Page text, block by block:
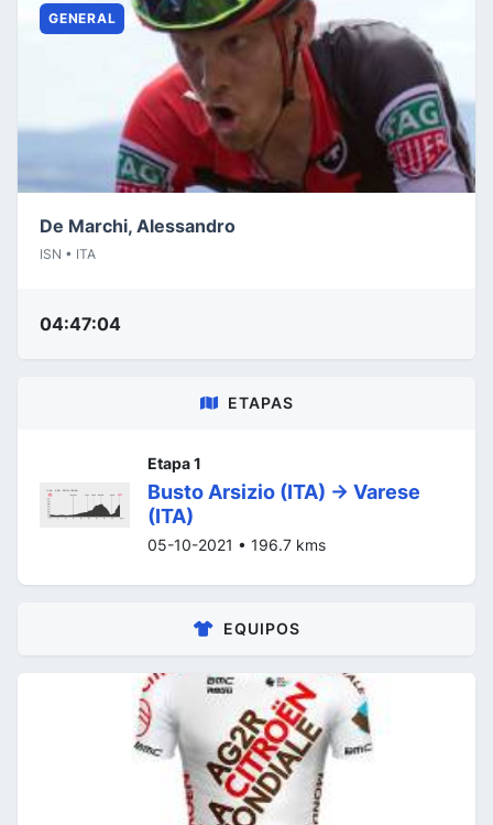
GENERAL
De Marchi, Alessandro
ISN • ITA
04:47:04
ETAPAS
Etapa 1
Busto Arsizio (ITA) -> Varese
(ITA)
05-10-2021 • 196.7 kms
EQUIPOS